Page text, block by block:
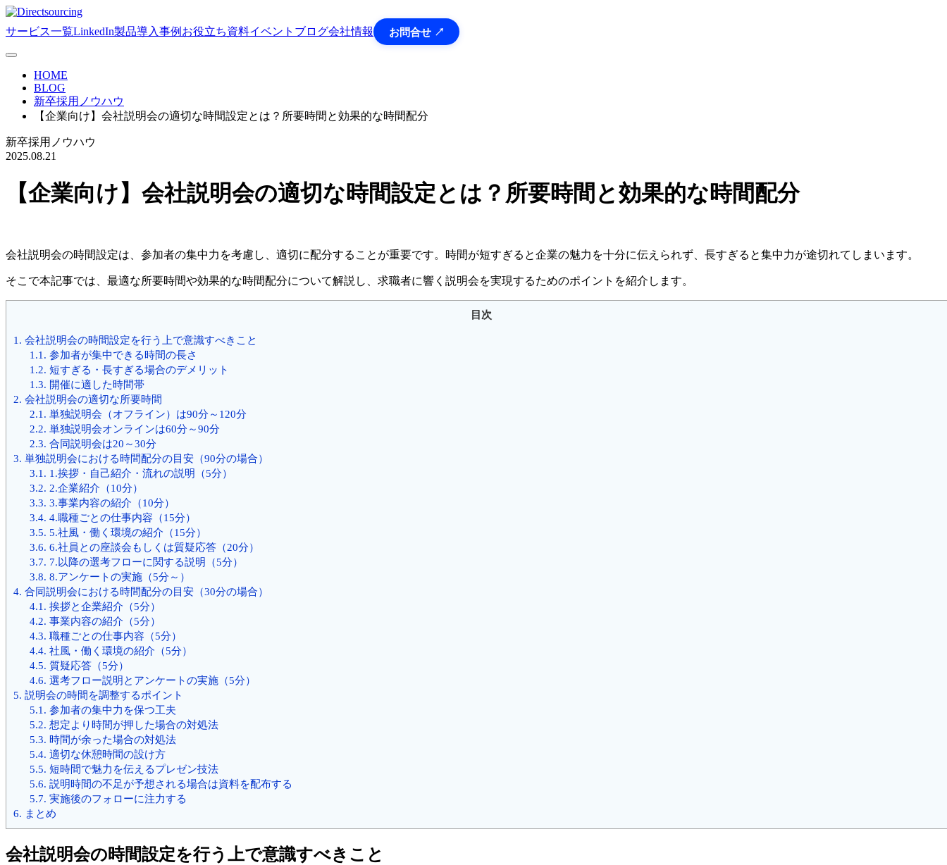
サービス一覧LinkedIn製品導入事例 お役立ち資料イベント ブログ会社情報 お問合せ ↗
HOME
BLOG
新卒採用ノウハウ
【企業向け】会社説明会の適切な時間設定とは？所要時間と効果的な時間配分
新卒採用ノウハウ
2025.08.21
【企業向け】会社説明会の適切な時間設定とは？所要時間と効果的な時間配分
会社説明会の時間設定は、参加者の集中力を考慮し、適切に配分することが重要です。時間が短すぎると企業の魅力を十分に伝えられず、長すぎると集中力が途切れてしまいます。
そこで本記事では、最適な所要時間や効果的な時間配分について解説し、求職者に響く説明会を実現するためのポイントを紹介します。
目次
1. 会社説明会の時間設定を行う上で意識すべきこと
1.1. 参加者が集中できる時間の長さ
1.2. 短すぎる・長すぎる場合のデメリット
1.3. 開催に適した時間帯
2. 会社説明会の適切な所要時間
2.1. 単独説明会（オフライン）は90分～120分
2.2. 単独説明会オンラインは60分～90分
2.3. 合同説明会は20～30分
3. 単独説明会における時間配分の目安（90分の場合）
3.1. 1.挨拶・自己紹介・流れの説明（5分）
3.2. 2.企業紹介（10分）
3.3. 3.事業内容の紹介（10分）
3.4. 4.職種ごとの仕事内容（15分）
3.5. 5.社風・働く環境の紹介（15分）
3.6. 6.社員との座談会もしくは質疑応答（20分）
3.7. 7.以降の選考フローに関する説明（5分）
3.8. 8.アンケートの実施（5分～）
4. 合同説明会における時間配分の目安（30分の場合）
4.1. 挨拶と企業紹介（5分）
4.2. 事業内容の紹介（5分）
4.3. 職種ごとの仕事内容（5分）
4.4. 社風・働く環境の紹介（5分）
4.5. 質疑応答（5分）
4.6. 選考フロー説明とアンケートの実施（5分）
5. 説明会の時間を調整するポイント
5.1. 参加者の集中力を保つ工夫
5.2. 想定より時間が押した場合の対処法
5.3. 時間が余った場合の対処法
5.4. 適切な休憩時間の設け方
5.5. 短時間で魅力を伝えるプレゼン技法
5.6. 説明時間の不足が予想される場合は資料を配布する
5.7. 実施後のフォローに注力する
6. まとめ
会社説明会の時間設定を行う上で意識すべきこと